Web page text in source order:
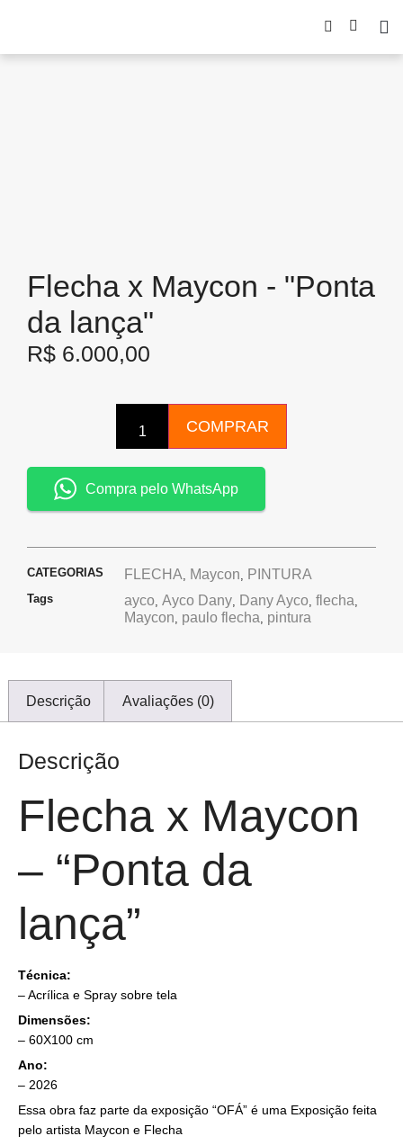
Flecha x Maycon - "Ponta
da lança"
R$ 6.000,00
COMPRAR
Compra pelo WhatsApp
CATEGORIAS FLECHA, Maycon, PINTURA
Tags ayco, Ayco Dany, Dany Ayco, flecha,
Maycon, paulo flecha, pintura
Descrição Avaliações (0)
Descrição
Flecha x Maycon
– “Ponta da
lança”
Técnica:
–Acrílica e Spray sobre tela
Dimensões:
– 60X100 cm
Ano:
– 2026
Essa obra faz parte da exposição “OFÁ” é uma Exposição feita
pelo artista Maycon e Flecha